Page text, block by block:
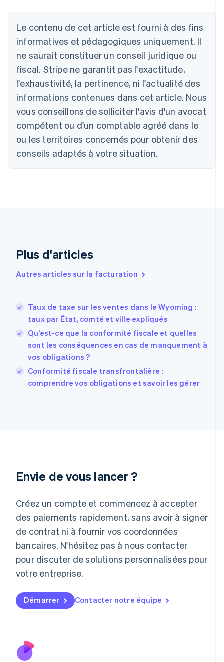
Le contenu de cet article est fourni à des fins
informatives et pédagogiques uniquement. Il
ne saurait constituer un conseil juridique ou
fiscal. Stripe ne garantit pas l'exactitude,
l'exhaustivité, la pertinence, ni l'actualité des
informations contenues dans cet article. Nous
vous conseillons de solliciter l'avis d'un avocat
compétent ou d'un comptable agréé dans le
ou les territoires concernés pour obtenir des
conseils adaptés à votre situation.
Plus d'articles
Autres articles sur la facturation
Taux de taxe sur les ventes dans le Wyoming :
taux par État, comté et ville expliqués
Qu’est-ce que la conformité fiscale et quelles
sont les conséquences en cas de manquement à
vos obligations ?
Conformité fiscale transfrontalière :
comprendre vos obligations et savoir les gérer
Envie de vous lancer ?
Créez un compte et commencez à accepter
des paiements rapidement, sans avoir à signer
de contrat ni à fournir vos coordonnées
bancaires. N'hésitez pas à nous contacter
pour discuter de solutions personnalisées pour
votre entreprise.
Démarrer Contacter notre équipe
Allemagne
Australie
English
Autriche
DeutschEnglish
Belgique
NederlandsFrançaisDeutsch English
Português English
Bulgarie
English
Canada
EnglishFrançais
English
Émirats arabes unis
Estonie
États-Unis
EnglishEspañol简体中文
Finlande
English Svenska
FrançaisEnglish
Gibraltar
English
Italie
Japon
日本語
Lettonie
English
Liechtenstein
DeutschEnglish
English
FrançaisDeutschEnglish
Malaisie
Mexique
Español